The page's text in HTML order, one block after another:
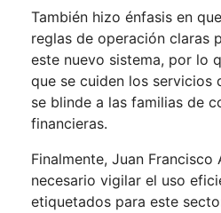
También hizo énfasis en
reglas de operación claras
este nuevo sistema, por lo
que se cuiden los servicios
se blinde a las familias de
financieras.
Finalmente, Juan
necesario vigilar el uso
etiquetados para este